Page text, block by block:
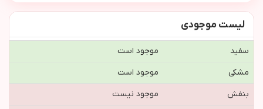
لیست موجودی
سفید
موجود است
مشکی
موجود است
بنفش
موجود نیست